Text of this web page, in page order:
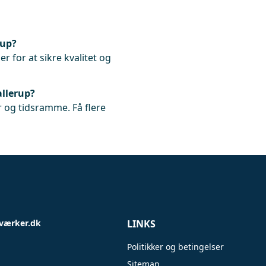
for at sikre kvalitet og
tidsramme. Få flere
LINKS
Politikker og betingelser